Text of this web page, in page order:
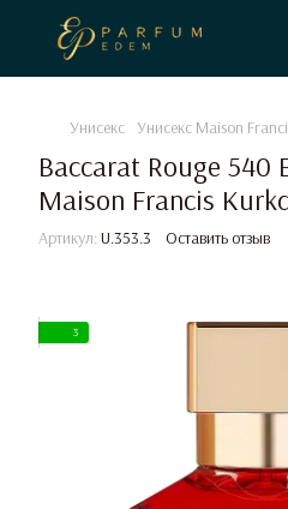
Унисекс Унисекс Maison
Baccarat Rouge 540
Maison Francis
Артикул: U.353.3 Оставить отзыв
3